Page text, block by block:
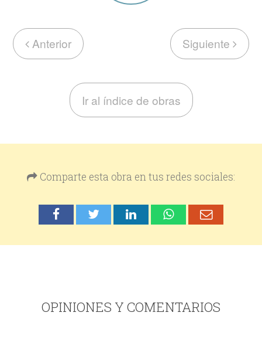
Anterior Siguiente
Ir al índice de obras
Comparte esta obra en tus redes sociales:
OPINIONES Y COMENTARIOS